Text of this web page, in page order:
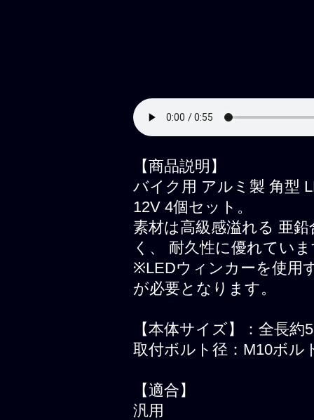
【商品説明】
バイク用 アルミ製 角型
12V 4個セット。
素材は高級感溢れる 亜
く、 耐久性に優れてい
※LEDウィンカーを使用
が必要となります。
【本体サイズ】：全長約
取付ボルト径：M10ボル
【適合】
汎用